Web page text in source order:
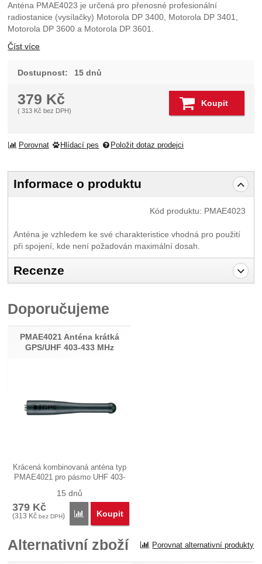
Anténa PMAE4023 je určená pro přenosné profesionální
radiostanice (vysílačky) Motorola DP 3400, Motorola DP 3401,
Motorola DP 3600 a Motorola DP 3601.
Číst více
Dostupnost: 15 dnů
379 Kč
( 313 Kč bez DPH)
Koupit
Porovnat Hlídací pes Položit dotaz prodejci
Informace o produktu
Kód produktu: PMAE4023
Anténa je vzhledem ke své charakteristice vhodná pro použití
při spojení, kde není požadován maximální dosah.
Recenze
Recenze
Nebyla přidána žádná recenze.
Doporučujeme
PMAE4021 Anténa krátká
GPS/UHF 403-433 MHz
Krácená kombinovaná anténa typ
PMAE4021 pro pásmo UHF 403-
15 dnů
379 Kč
(313 Kč bez DPH) Porovnat
Koupit
Alternativní zboží Porovnat alternativní produkty